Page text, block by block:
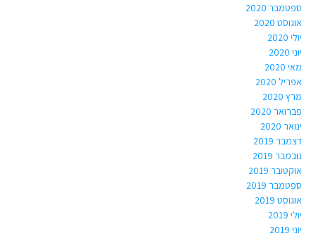
ספטמבר 2020
אוגוסט 2020
יולי 2020
יוני 2020
מאי 2020
אפריל 2020
מרץ 2020
פברואר 2020
ינואר 2020
דצמבר 2019
נובמבר 2019
אוקטובר 2019
ספטמבר 2019
אוגוסט 2019
יולי 2019
יוני 2019